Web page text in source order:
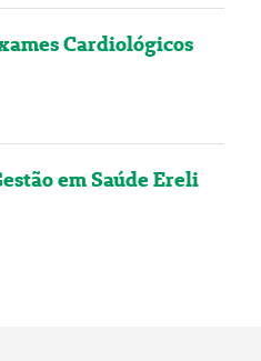
Cardiológicos
em Saúde Ereli